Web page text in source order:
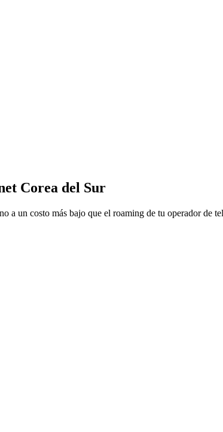
Corea del Sur
a un costo más bajo que el roaming de tu operador de